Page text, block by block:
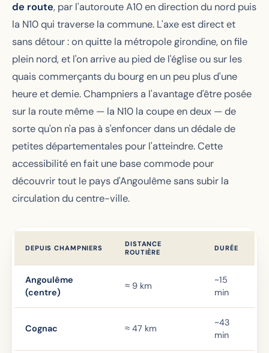
de route, par l'autoroute A10 en direction du nord puis
la N10 qui traverse la commune. L'axe est direct et
sans détour : on quitte la métropole girondine, on file
plein nord, et l'on arrive au pied de l'église ou sur les
quais commerçants du bourg en un peu plus d'une
heure et demie. Champniers a l'avantage d'être posée
sur la route même — la N10 la coupe en deux — de
sorte qu'on n'a pas à s'enfoncer dans un dédale de
petites départementales pour l'atteindre. Cette
accessibilité en fait une base commode pour
découvrir tout le pays d'Angoulême sans subir la
circulation du centre-ville.
DEPUIS CHAMPNIERS
DISTANCE
ROUTIÈRE
DURÉE
Angoulême
(centre)
≈ 9 km
~15
min
Cognac ≈ 47 km
~43
min